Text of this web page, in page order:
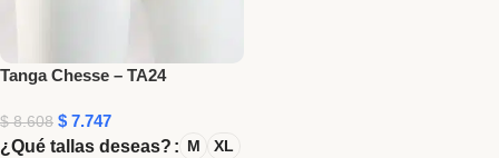
Tanga Chesse – TA24
$8.608 $ 7.747
¿Qué tallas deseas? M XL